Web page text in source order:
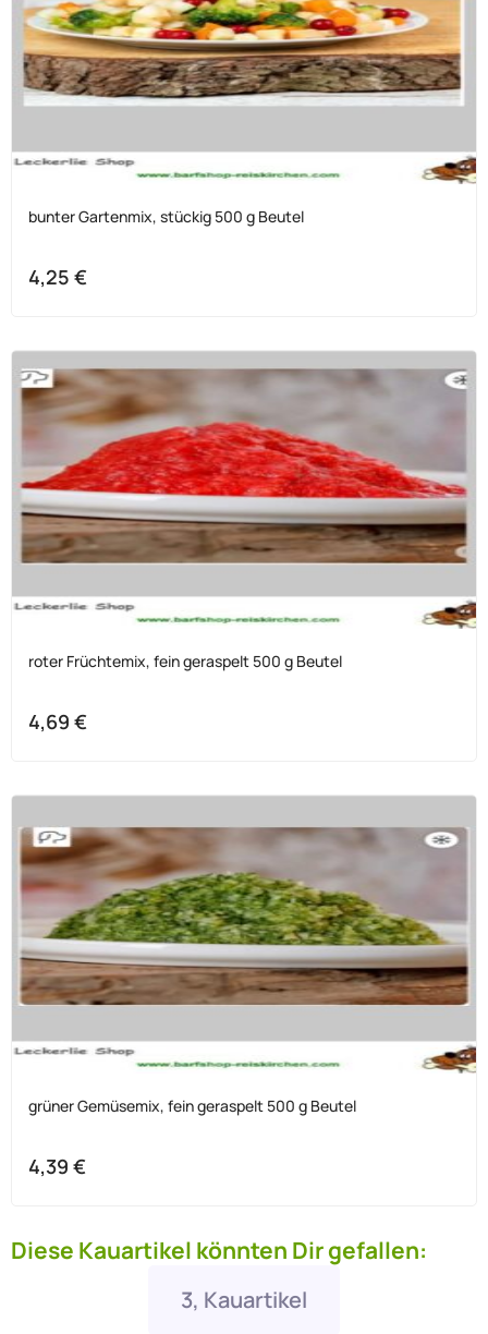
bunter Gartenmix, stückig 500 g Beutel
4,25 €
roter Früchtemix, fein geraspelt 500 g Beutel
4,69 €
grüner Gemüsemix, fein geraspelt 500 g Beutel
4,39 €
Diese Kauartikel könnten Dir gefallen:
3, Kauartikel